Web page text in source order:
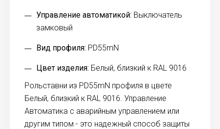
Управление автоматикой: Выключатель
замковый
Вид профиля: PD55mN
Цвет изделия: Белый, близкий к RAL 9016
Рольставни из PD55mN профиля в цвете
Белый, близкий к RAL 9016. Управление
Автоматика с аварийным управлением или
другим типом - это надежный способ защиты